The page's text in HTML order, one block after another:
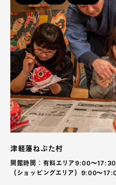
津軽藩ねぷた村
開館時間：有料エリア9:00〜
（ショッピングエリア）9:00〜